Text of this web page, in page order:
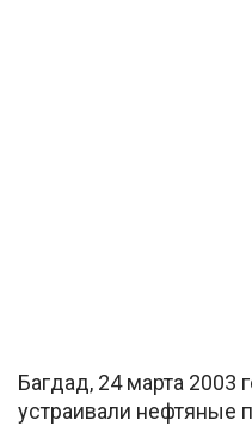
Багдад, 24 марта 2003
устраивали нефтяные